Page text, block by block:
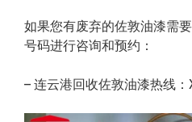
如果您有废弃的佐敦油漆需
号码进行咨询和预约：
– 连云港回收佐敦油漆热线：